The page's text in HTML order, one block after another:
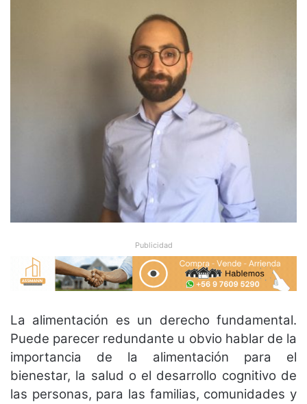
Publicidad
La alimentación es un derecho fundamental.
Puede parecer redundante u obvio hablar de la
importancia de la alimentación para el
bienestar, la salud o el desarrollo cognitivo de
las personas, para las familias, comunidades y